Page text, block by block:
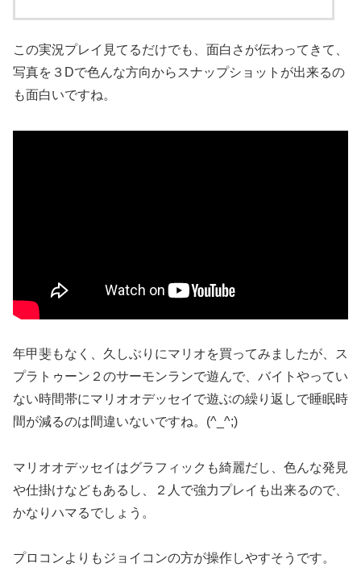
この実況プレイ見てるだけでも、面白さが伝わってきて、
写真を３Dで色んな方向からスナップショットが出来るの
も面白いですね。
年甲斐もなく、久しぶりにマリオを買ってみましたが、ス
プラトゥーン２のサーモンランで遊んで、バイトやってい
ない時間帯にマリオオデッセイで遊ぶの繰り返しで睡眠時
間が減るのは間違いないですね。(^_^;)
マリオオデッセイはグラフィックも綺麗だし、色んな発見
や仕掛けなどもあるし、２人で強力プレイも出来るので、
かなりハマるでしょう。
プロコンよりもジョイコンの方が操作しやすそうです。